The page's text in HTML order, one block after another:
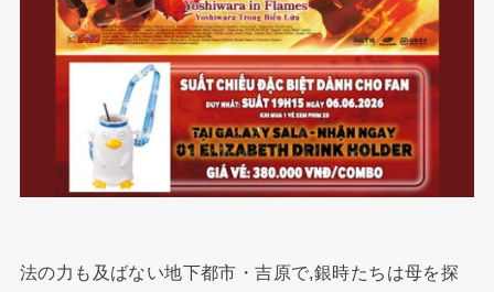
法の力も及ばない地下都市・吉原で,銀時たちは母を探